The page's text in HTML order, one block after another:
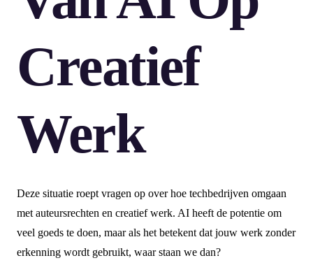
Creatief
Werk
Deze situatie roept vragen op over hoe techbedrijven omgaan
met auteursrechten en creatief werk. AI heeft de potentie om
veel goeds te doen, maar als het betekent dat jouw werk zonder
erkenning wordt gebruikt, waar staan we dan?